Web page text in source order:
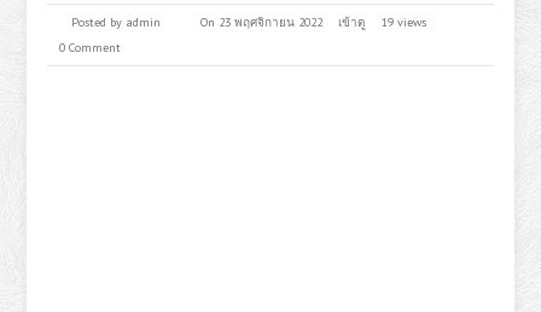
Posted by admin On 23 พฤศจิกายน 2022 เข้าดู
19 views
0 Comment